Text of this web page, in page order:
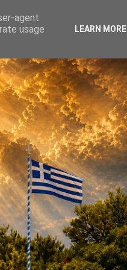
agent
usage
LEARN MORE